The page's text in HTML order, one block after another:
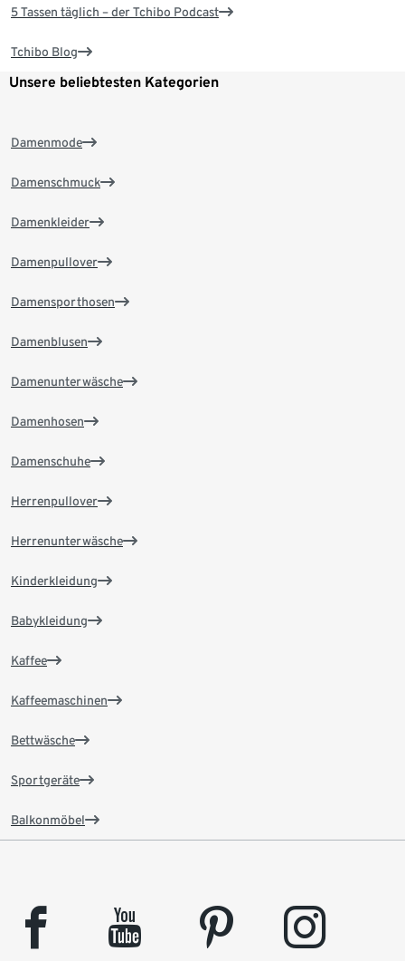
5 Tassen täglich – der Tchibo Podcast
Tchibo Blog
Unsere beliebtesten Kategorien
Damenmode
Damenschmuck
Damenkleider
Damenpullover
Damensporthosen
Damenblusen
Damenunterwäsche
Damenhosen
Damenschuhe
Herrenpullover
Herrenunterwäsche
Kinderkleidung
Babykleidung
Kaffee
Kaffeemaschinen
Bettwäsche
Sportgeräte
Balkonmöbel
facebook youtube pinterest instagram